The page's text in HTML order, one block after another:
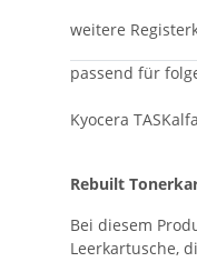
weitere
passend für
Kyocera
Rebuilt
Bei diesem
Leerkartusche,